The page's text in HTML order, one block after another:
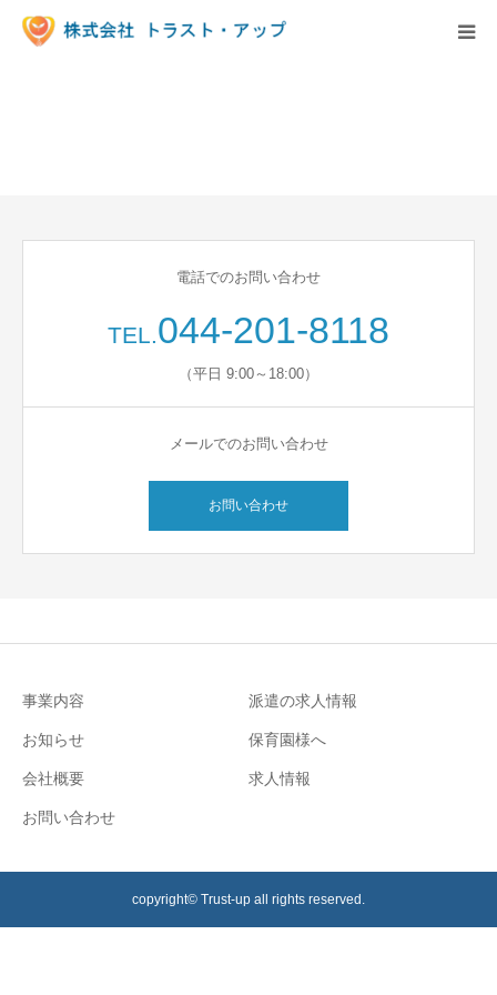
電話でのお問い合わせ
TEL.044-201-8118
（平日 9:00～18:00）
メールでのお問い合わせ
お問い合わせ
事業内容 派遣の求人情報
お知らせ 保育園様へ
会社概要 求人情報
お問い合わせ
copyright© Trust-up all rights reserved.
会社概要
求人情報